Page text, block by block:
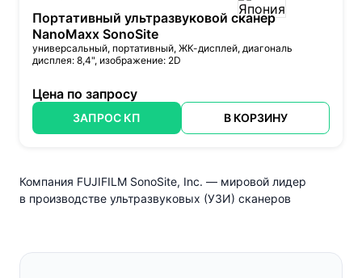
Портативный ультразвуковой сканер
NanoMaxx SonoSite
универсальный, портативный, ЖК-дисплей, диагональ
дисплея: 8,4", изображение: 2D
Цена по запросу
ЗАПРОС КП В КОРЗИНУ
Компания FUJIFILM SonoSite, Inc. — мировой лидер
в производстве ультразвуковых (УЗИ) сканеров